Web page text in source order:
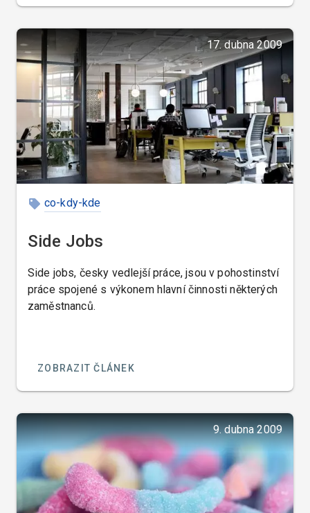
17. dubna 2009
co-kdy-kde
Side Jobs
Side jobs, česky vedlejší práce, jsou v pohostinství
práce spojené s výkonem hlavní činnosti některých
zaměstnanců.
ZOBRAZIT ČLÁNEK
9. dubna 2009